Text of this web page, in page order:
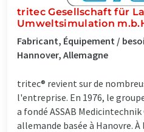
tritec Gesellschaft für
Umweltsimulation
Fabricant, Équipement /
Hannover, Allemagne
tritec® revient sur de
l'entreprise. En 1976, le
a fondé ASSAB
allemande basée à Hanovre.